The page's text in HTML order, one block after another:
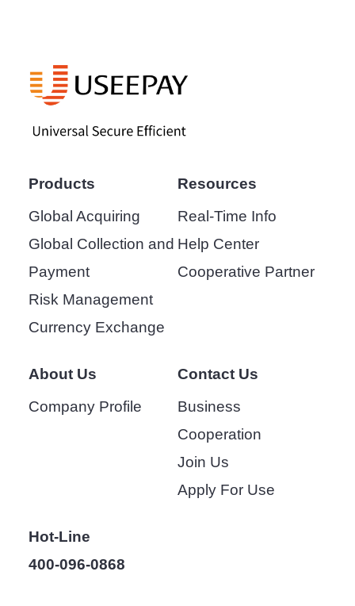
Products
Global Acquiring
Global Collection and
Payment
Risk Management
Currency Exchange
Resources
Real-Time Info
Help Center
Cooperative Partner
About Us
Company Profile
Contact Us
Business
Cooperation
Join Us
Apply For Use
Hot-Line
400-096-0868